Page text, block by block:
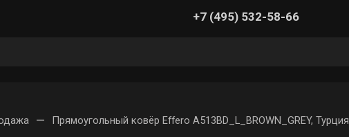
+7 (495) 532-58-66
— Прямоугольный ковёр Effero A513BD_L_BROWN_GREY, Турция